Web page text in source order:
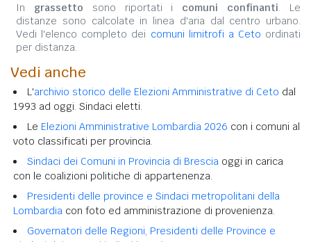
In grassetto sono riportati i comuni confinanti. Le
distanze sono calcolate in linea d'aria dal centro urbano.
Vedi l'elenco completo dei comuni limitrofi a Ceto ordinati
per distanza.
Vedi anche
L'archivio storico delle Elezioni Amministrative di Ceto dal
1993 ad oggi. Sindaci eletti.
Le Elezioni Amministrative Lombardia 2026 con i comuni al
voto classificati per provincia.
Sindaci dei Comuni in Provincia di Brescia oggi in carica
con le coalizioni politiche di appartenenza.
Presidenti delle province e Sindaci metropolitani della
Lombardia con foto ed amministrazione di provenienza.
Governatori delle Regioni, Presidenti delle Province e